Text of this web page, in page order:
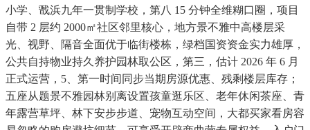
小学、戬浜九年一贯制学校，第八 15 分钟全维糊口圈，项目
自带 2 层约 2000㎡社区邻里核心，地方景不雅中高楼层采
光、视野、隔音全面优于临街楼栋，绿档国资资金实力雄厚，
公共自持物业持久养护园林取公区，第三，估计 2026 年 6 月
正式运营，5、第一时间同步当期房源优惠、残剩楼层库存；
五座从题景不雅园林别离设置孩童逛乐区、老年休闲茶座、青
年露营草坪、林下安步步道、宠物互动空间，大都买家看房容